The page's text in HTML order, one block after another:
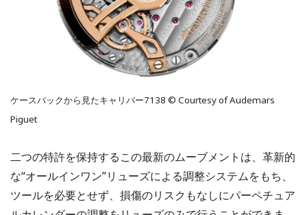
ケースバックから見たキャリバー7138 © Courtesy of Audemars
Piguet
二つの特許を保持するこの最新のムーブメントは、革新的
な“オールインワン”リューズによる調整システムをもち、
ツールを必要とせず、損傷のリスクもなしにパーペチュア